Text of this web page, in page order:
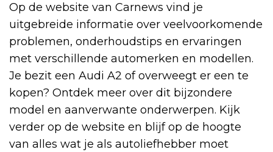
Op de website van Carnews vind je
uitgebreide informatie over veelvoorkomende
problemen, onderhoudstips en ervaringen
met verschillende automerken en modellen.
Je bezit een Audi A2 of overweegt er een te
kopen? Ontdek meer over dit bijzondere
model en aanverwante onderwerpen. Kijk
verder op de website en blijf op de hoogte
van alles wat je als autoliefhebber moet